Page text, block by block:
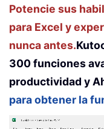
Potencie sus
para Excel y
nunca antes.
300 funciones
productividad y
para obtener la